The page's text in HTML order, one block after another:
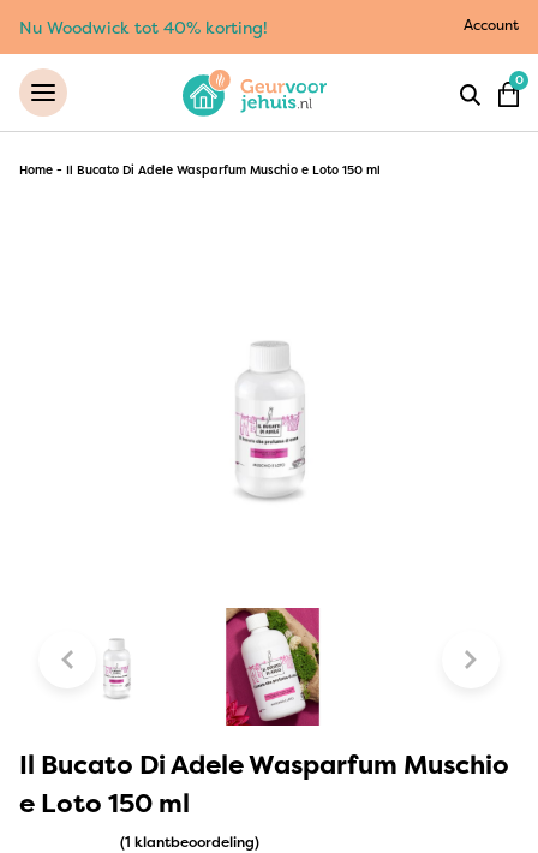
Nu Woodwick tot 40% korting! Account
0
Home - Il Bucato Di Adele Wasparfum Muschio e Loto 150 ml
Il Bucato Di Adele Wasparfum Muschio
e Loto 150 ml
(1 klantbeoordeling)